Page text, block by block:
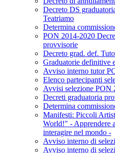
Decreto DS
Teatriamo
Determina
PON 2014-2020
provvisorie
Decreto grad. def.
Graduatorie definitive
Avviso interno tutor
Elenco partecipanti
Avvisi selezione PON
Decreti graduatoria
Determina
Manifesti: Piccoli
World!" - Apprendere
interagire nel mondo -
Avviso interno di
Avviso interno di